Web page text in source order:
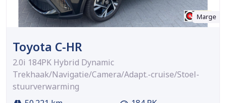
Marge
Toyota C-HR
2.0i 184PK Hybrid Dynamic
Trekhaak/Navigatie/Camera/Adapt.-cruise/Stoel-
stuurverwarming